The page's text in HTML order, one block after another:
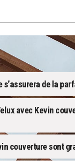
s’assurera de la
avec Kevin
couverture sont